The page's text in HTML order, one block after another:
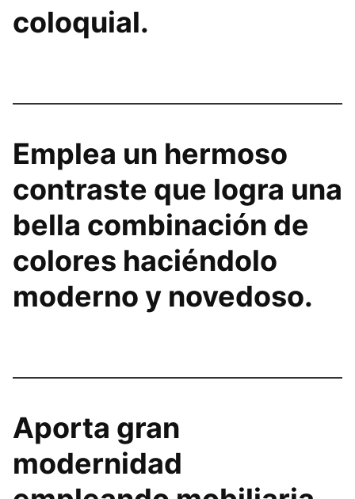
coloquial.
Emplea un hermoso
contraste que logra una
bella combinación de
colores haciéndolo
moderno y novedoso.
Aporta gran
modernidad